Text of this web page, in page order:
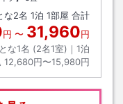
な2名 1泊 1部屋 合計
円 〜 31,960円
な1名 (2名1室)｜ 1泊
12,680円〜15,980円